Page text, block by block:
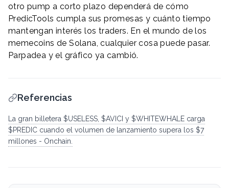
otro pump a corto plazo dependerá de cómo
PredicTools cumpla sus promesas y cuánto tiempo
mantengan interés los traders. En el mundo de los
memecoins de Solana, cualquier cosa puede pasar.
Parpadea y el gráfico ya cambió.
Referencias
La gran billetera $USELESS, $AVICI y $WHITEWHALE carga
$PREDIC cuando el volumen de lanzamiento supera los $7
millones - Onchain.